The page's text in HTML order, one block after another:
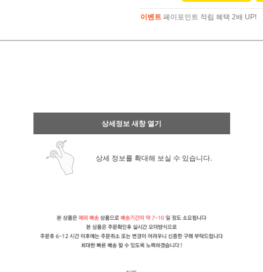
이벤트 페이포인트 적립 혜택 2배 UP!
상세정보 새창 열기
상세 정보를 확대해 보실 수 있습니다.